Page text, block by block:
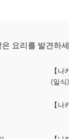
요리를 발견하
【
(일식)
【